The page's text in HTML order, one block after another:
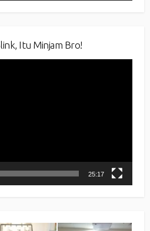
Itu Minjam Bro!
25:17